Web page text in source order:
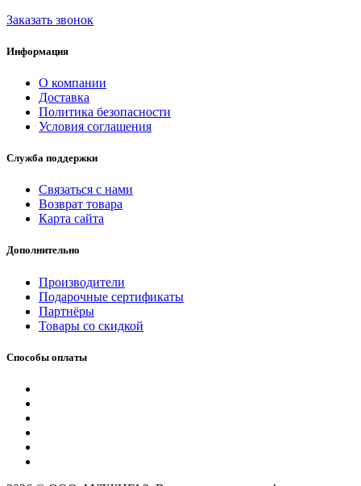
Заказать звонок
Информация
О компании
Доставка
Политика безопасности
Условия соглашения
Служба поддержки
Связаться с нами
Возврат товара
Карта сайта
Дополнительно
Производители
Подарочные сертификаты
Партнёры
Товары со скидкой
Способы оплаты